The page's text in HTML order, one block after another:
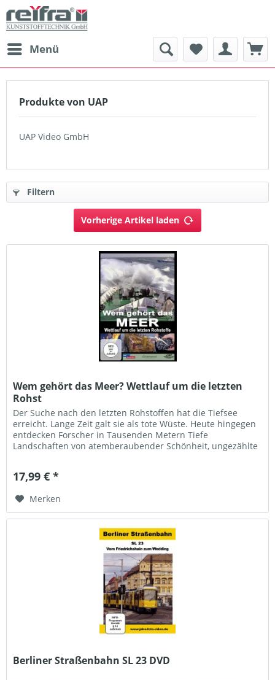
Menü
Produkte von UAP
UAP Video GmbH
Filtern
Vorherige Artikel laden
Wem gehört das Meer? Wettlauf um die letzten
Rohst
Der Suche nach den letzten Rohstoffen hat die Tiefsee
erreicht. Lange Zeit galt sie als tote Wüste. Heute hingegen
entdecken Forscher in Tausenden Metern Tiefe
Landschaften von atemberaubender Schönheit, ungezählte
17,99 € *
Merken
Berliner Straßenbahn SL 23 DVD